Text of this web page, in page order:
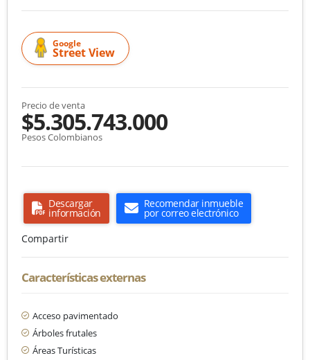
Google
Street View
Precio de venta
$5.305.743.000
Pesos Colombianos
Descargar
información
Recomendar inmueble
por correo electrónico
Compartir
Características externas
Acceso pavimentado
Árboles frutales
Áreas Turísticas